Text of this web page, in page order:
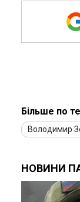
Більше по
Володимир